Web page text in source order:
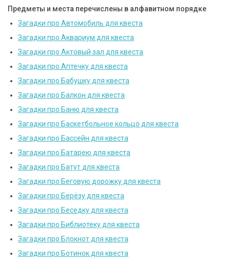
Предметы и места перечислены в алфавитном порядке
Загадки про Автомобиль для квеста
Загадки про Аквариум для квеста
Загадки про Актовый зал для квеста
Загадки про Аптечку для квеста
Загадки про Бабушку для квеста
Загадки про Балкон для квеста
Загадки про Баню для квеста
Загадки про Баскетбольное кольцо для квеста
Загадки про Бассейн для квеста
Загадки про Батарею для квеста
Загадки про Батут для квеста
Загадки про Беговую дорожку для квеста
Загадки про Берёзу для квеста
Загадки про Беседку для квеста
Загадки про Библиотеку для квеста
Загадки про Блокнот для квеста
Загадки про Ботинок для квеста